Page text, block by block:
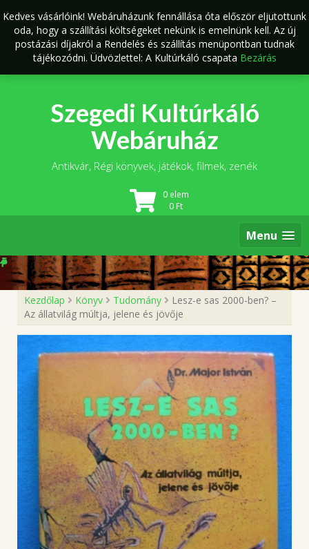
to
content
Szegedi Kultúrkáló
Webáruház
Antikvár, Régi könyvek, játékok, filmek, zenék
0 elem
0 Ft
Menu
Kezdőlap Könyv Tudomány
Lesz-e sas 2000-ben? –
Az állatvilág múltja, jelene és jövője
Kedves vásárlóink! Webáruházunk fennállása óta először eljutottunk
oda, hogy a szállítási költségeket nekünk is emelnünk kell. Az új
postázási díjakról a Rendelés és szállítás menüpontban tudnak
tájékozódni. Üdvözlettel: A Kultúrkáló csapata Bezárás